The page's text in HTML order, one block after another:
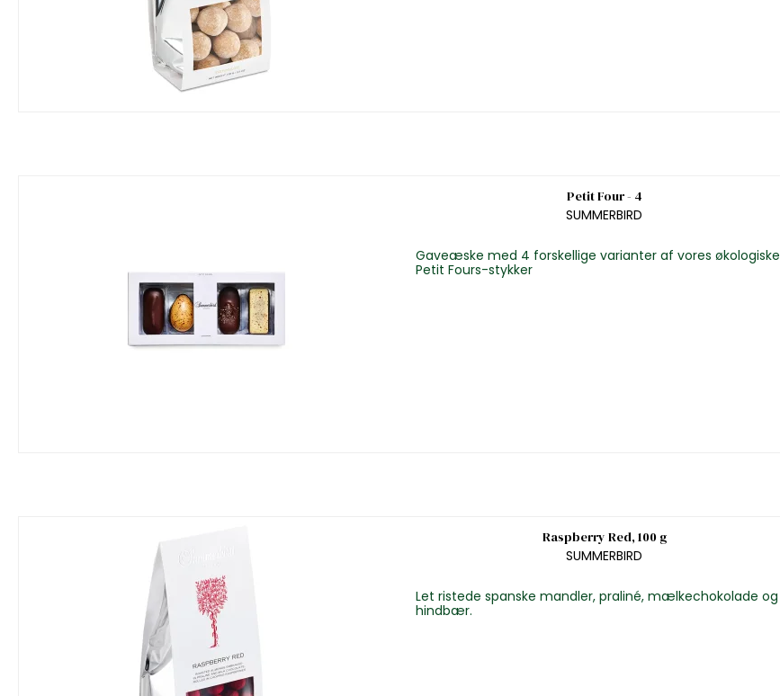
Petit Four - 4
SUMMERBIRD
Gaveæske med 4 forskellige varianter af vores økologiske
Petit Fours-stykker
Raspberry Red, 100 g
SUMMERBIRD
Let ristede spanske mandler, praliné, mælkechokolade og
hindbær.